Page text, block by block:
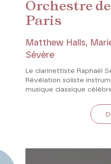
Orchestre
Paris
Matthew Halls,
Sévère
Le clarinettiste Raphaël
Révélation soliste
musique classique